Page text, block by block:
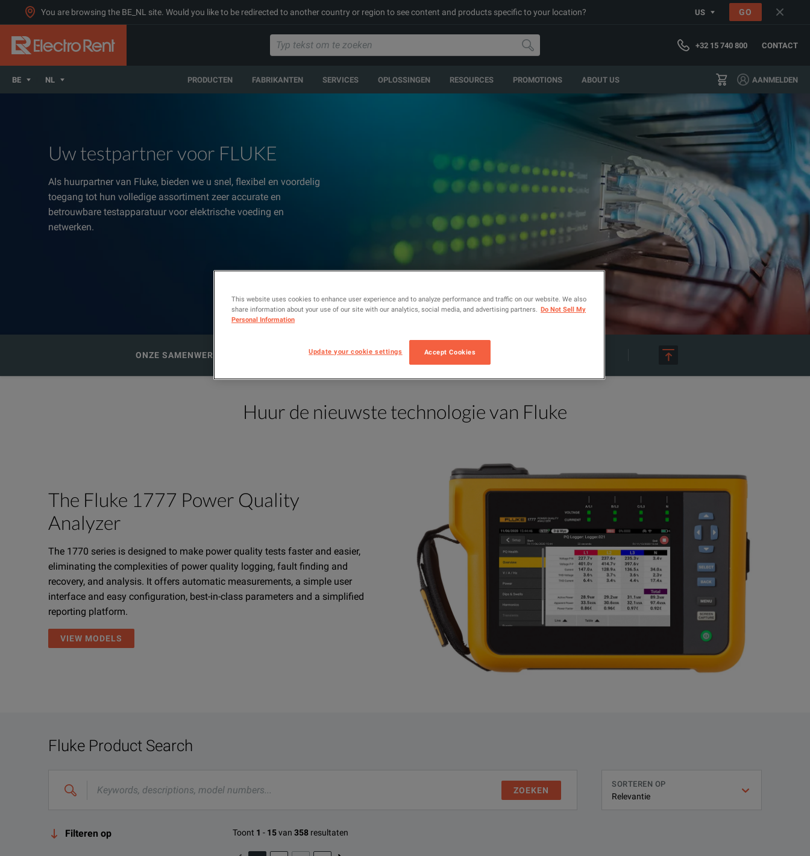
You are browsing the BE_NL site. Would you like to be redirected to another country or region to see content and products specific to your location? US GO
+32 15 740 800 CONTACT
BE NL PRODUCTEN FABRIKANTEN SERVICES OPLOSSINGEN RESOURCES PROMOTIONS ABOUT US AANMELDEN
Uw testpartner voor FLUKE
Als huurpartner van Fluke, bieden we u snel, flexibel en voordelig
toegang tot hun volledige assortiment zeer accurate en
betrouwbare testapparatuur voor elektrische voeding en
netwerken.
ONZE SAMENWERKING MET FLUKE HULP NODIG?
Huur de nieuwste technologie van Fluke
The Fluke 1777 Power Quality
Analyzer
The 1770 series is designed to make power quality tests faster and easier,
eliminating the complexities of power quality logging, fault finding and
recovery, and analysis. It offers automatic measurements, a simple user
interface and easy configuration, best-in-class parameters and a simplified
reporting platform.
VIEW MODELS
Fluke Product Search
ZOEKEN
SORTEREN OP
Filteren op Toont 1 - 15van 358 resultaten
This website uses cookies to enhance user experience and to analyze performance and traffic on our website. We also
share information about your use of our site with our analytics, social media, and advertising partners. Do Not Sell My
Personal Information
Update your cookie settings Accept Cookies